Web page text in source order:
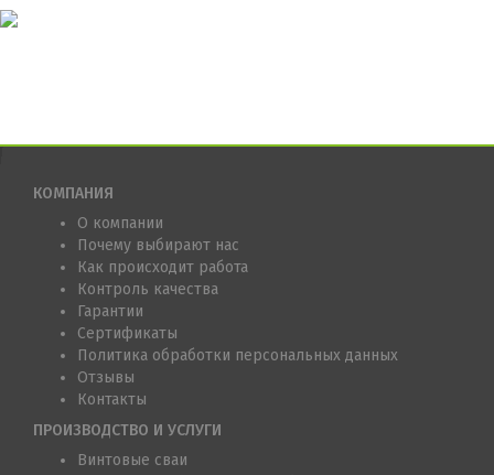
КОМПАНИЯ
О компании
Почему выбирают нас
Как происходит работа
Контроль качества
Гарантии
Сертификаты
Политика обработки персональных данных
Отзывы
Контакты
ПРОИЗВОДСТВО И УСЛУГИ
Винтовые сваи